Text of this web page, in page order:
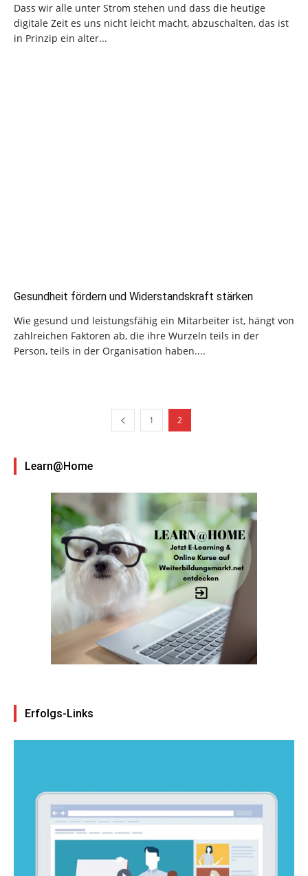
Dass wir alle unter Strom stehen und dass die heutige
digitale Zeit es uns nicht leicht macht, abzuschalten, das ist
in Prinzip ein alter...
Gesundheit fördern und Widerstandskraft stärken
Wie gesund und leistungsfähig ein Mitarbeiter ist, hängt von
zahlreichen Faktoren ab, die ihre Wurzeln teils in der
Person, teils in der Organisation haben....
1 2
Learn@Home
Erfolgs-Links